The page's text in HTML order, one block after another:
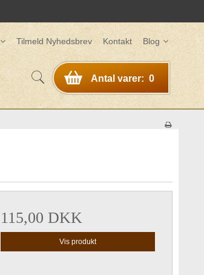
Tilmeld Nyhedsbrev Kontakt Blog
Antal varer: 0
115,00 DKK
Vis produkt